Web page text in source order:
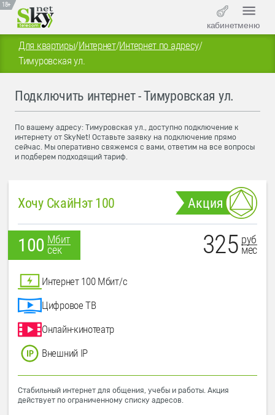
18+
кабинетменю
Для квартиры/Интернет/Интернет по адресу/
Тимуровская ул.
Подключить интернет - Тимуровская ул.
По вашему адресу: Тимуровская ул., доступно подключение к
интернету от SkyNet! Оставьте заявку на подключение прямо
сейчас. Мы оперативно свяжемся с вами, ответим на все вопросы
и подберем подходящий тариф.
Хочу СкайНэт 100 Акция
100 Мбит
сек
325 руб
мес
Интернет 100 Мбит/с
Цифровое ТВ
Онлайн-кинотеатр
Внешний IP
Стабильный интернет для общения, учебы и работы. Акция
действует по ограниченному списку адресов.